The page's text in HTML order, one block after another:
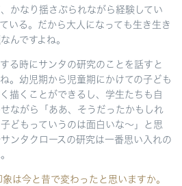
かなり揺さぶられながら経験してい
いる。だから大人になっても生き生き
んですよね。
る時にサンタの研究のことを話すと
。幼児期から児童期にかけての子ども
描くことができるし、学生たちも自
ながら「ああ、そうだったかもしれ
どもっていうのは面白いな～」と思
ンタクロースの研究は一番思い入れの
は今と昔で変わったと思いますか。